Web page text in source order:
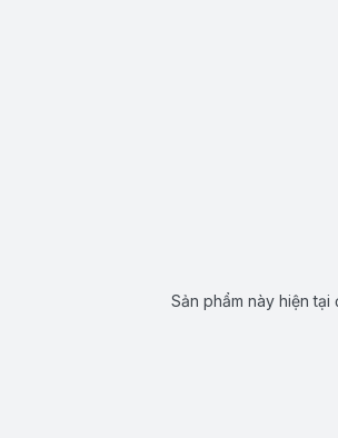
Sản phẩm này hiện